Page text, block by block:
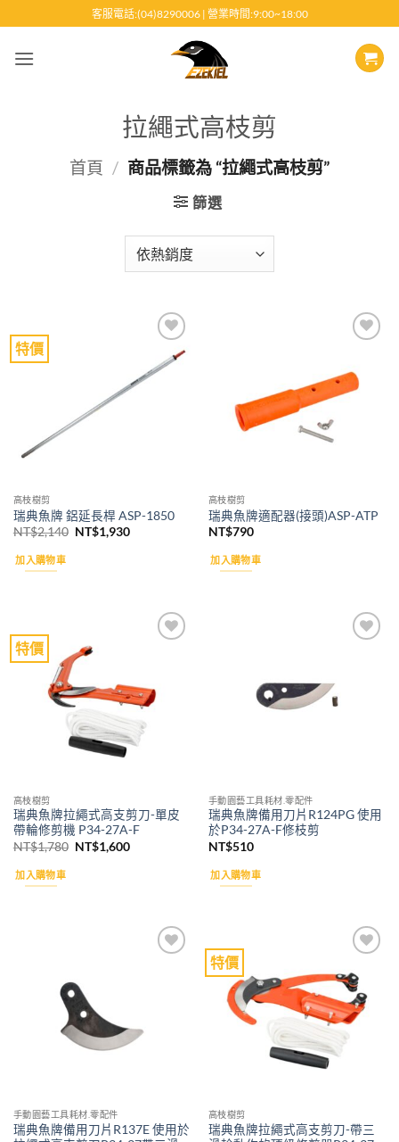
至
客服電話:(04)8290006 | 營業時間:9:00~18:00
拉繩式高枝剪
首頁 / 商品標籤為 “拉繩式高枝剪”
篩選
特價
Add to
wishlist
高枝樹剪
瑞典魚牌 鋁延長桿 ASP-1850
NT$2,140 原
NT$1,930目
加入購物車
高枝樹剪
瑞典魚牌適配器(接頭)ASP-ATP
NT$790
加入購物車
特價
高枝樹剪
瑞典魚牌拉繩式高支剪刀-單皮
帶輪修剪機 P34-27A-F
NT$1,780 原
NT$1,600目
加入購物車
手動園藝工具耗材.零配件
瑞典魚牌備用刀片R124PG 使用
於P34-27A-F修枝剪
NT$510
加入購物車
手動園藝工具耗材.零配件
瑞典魚牌備用刀片R137E 使用於
特價
wishlist
高枝樹剪
瑞典魚牌拉繩式高支剪刀-帶三